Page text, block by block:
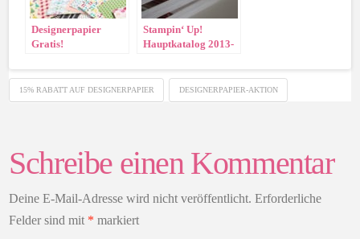
Designerpapier
Gratis!
Stampin‘ Up!
Hauptkatalog 2013-
15% RABATT AUF DESIGNERPAPIER DESIGNERPAPIER-AKTION
Schreibe einen Kommentar
Deine E-Mail-Adresse wird nicht veröffentlicht. Erforderliche
Felder sind mit * markiert